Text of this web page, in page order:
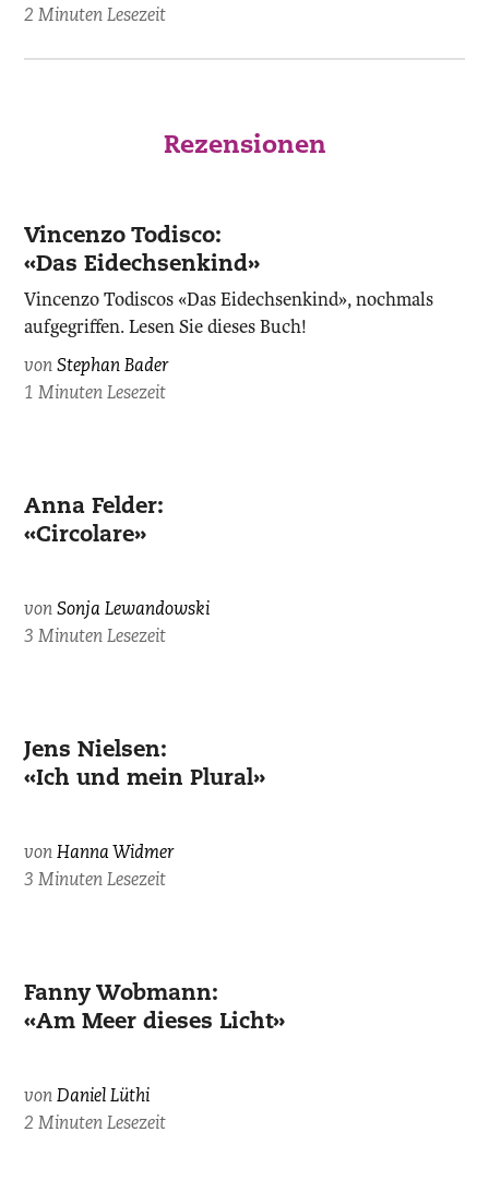
2 Minuten Lesezeit
Rezensionen
Vincenzo Todisco:
«Das Eidechsenkind»
Vincenzo Todiscos «Das Eidechsenkind», nochmals
aufgegriffen. Lesen Sie dieses Buch!
vonStephan Bader
1 Minuten Lesezeit
Anna Felder:
«Circolare»
vonSonja Lewandowski
3 Minuten Lesezeit
Jens Nielsen:
«Ich und mein Plural»
vonHanna Widmer
3 Minuten Lesezeit
Fanny Wobmann:
«Am Meer dieses Licht»
vonDaniel Lüthi
2 Minuten Lesezeit